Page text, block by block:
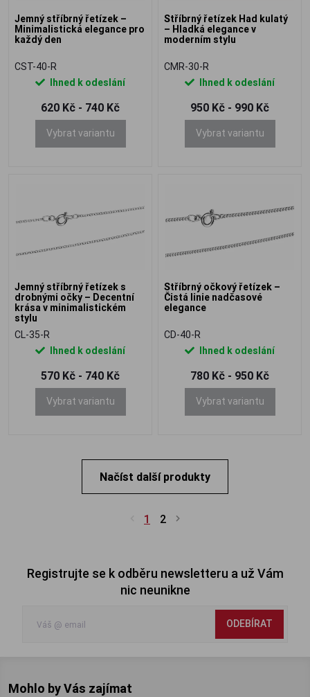
Jemný stříbrný řetízek –
Minimalistická elegance pro
každý den
CST-40-R
Ihned k odeslání
620 Kč - 740 Kč
Vybrat variantu
Stříbrný řetízek Had kulatý
– Hladká elegance v
moderním stylu
CMR-30-R
Ihned k odeslání
950 Kč - 990 Kč
Vybrat variantu
Jemný stříbrný řetízek s
drobnými očky – Decentní
krása v minimalistickém
stylu
CL-35-R
Ihned k odeslání
570 Kč - 740 Kč
Vybrat variantu
Stříbrný očkový řetízek –
Čistá linie nadčasové
elegance
CD-40-R
Ihned k odeslání
780 Kč - 950 Kč
Vybrat variantu
Načíst další produkty
1 2
Registrujte se k odběru newsletteru a už Vám
nic neunikne
ODEBÍRAT
Mohlo by Vás zajímat